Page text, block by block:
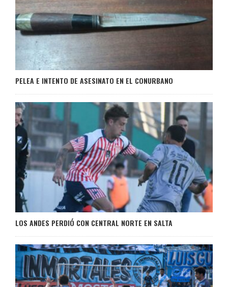
PELEA E INTENTO DE ASESINATO EN EL CONURBANO
LOS ANDES PERDIÓ CON CENTRAL NORTE EN SALTA